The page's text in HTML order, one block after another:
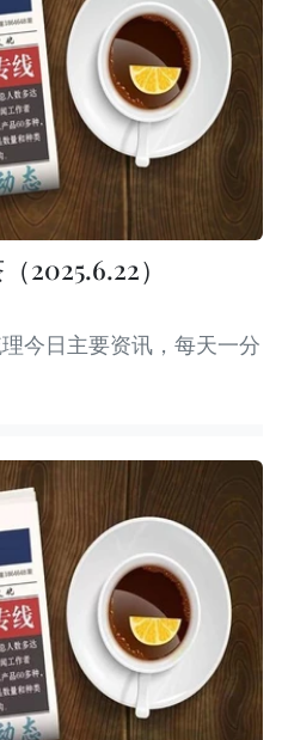
2025.6.22）
今日主要资讯，每天一分